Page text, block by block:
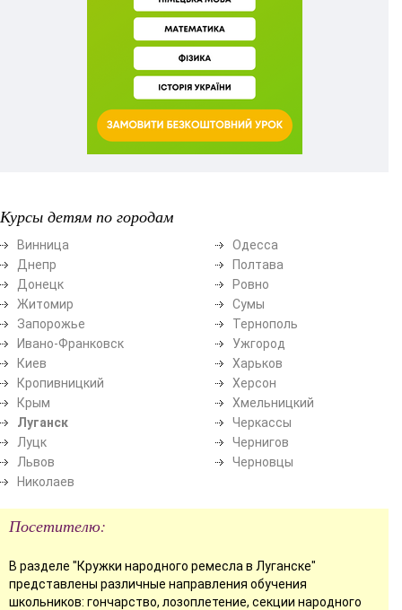
Курсы детям по городам
Винница
Днепр
Донецк
Житомир
Запорожье
Ивано-Франковск
Киев
Кропивницкий
Крым
Луганск
Луцк
Львов
Николаев
Одесса
Полтава
Ровно
Сумы
Тернополь
Ужгород
Харьков
Херсон
Хмельницкий
Черкассы
Чернигов
Черновцы
Посетителю:
В разделе "Кружки народного ремесла в Луганске"
представлены различные направления обучения
школьников: гончарство, лозоплетение, секции народного